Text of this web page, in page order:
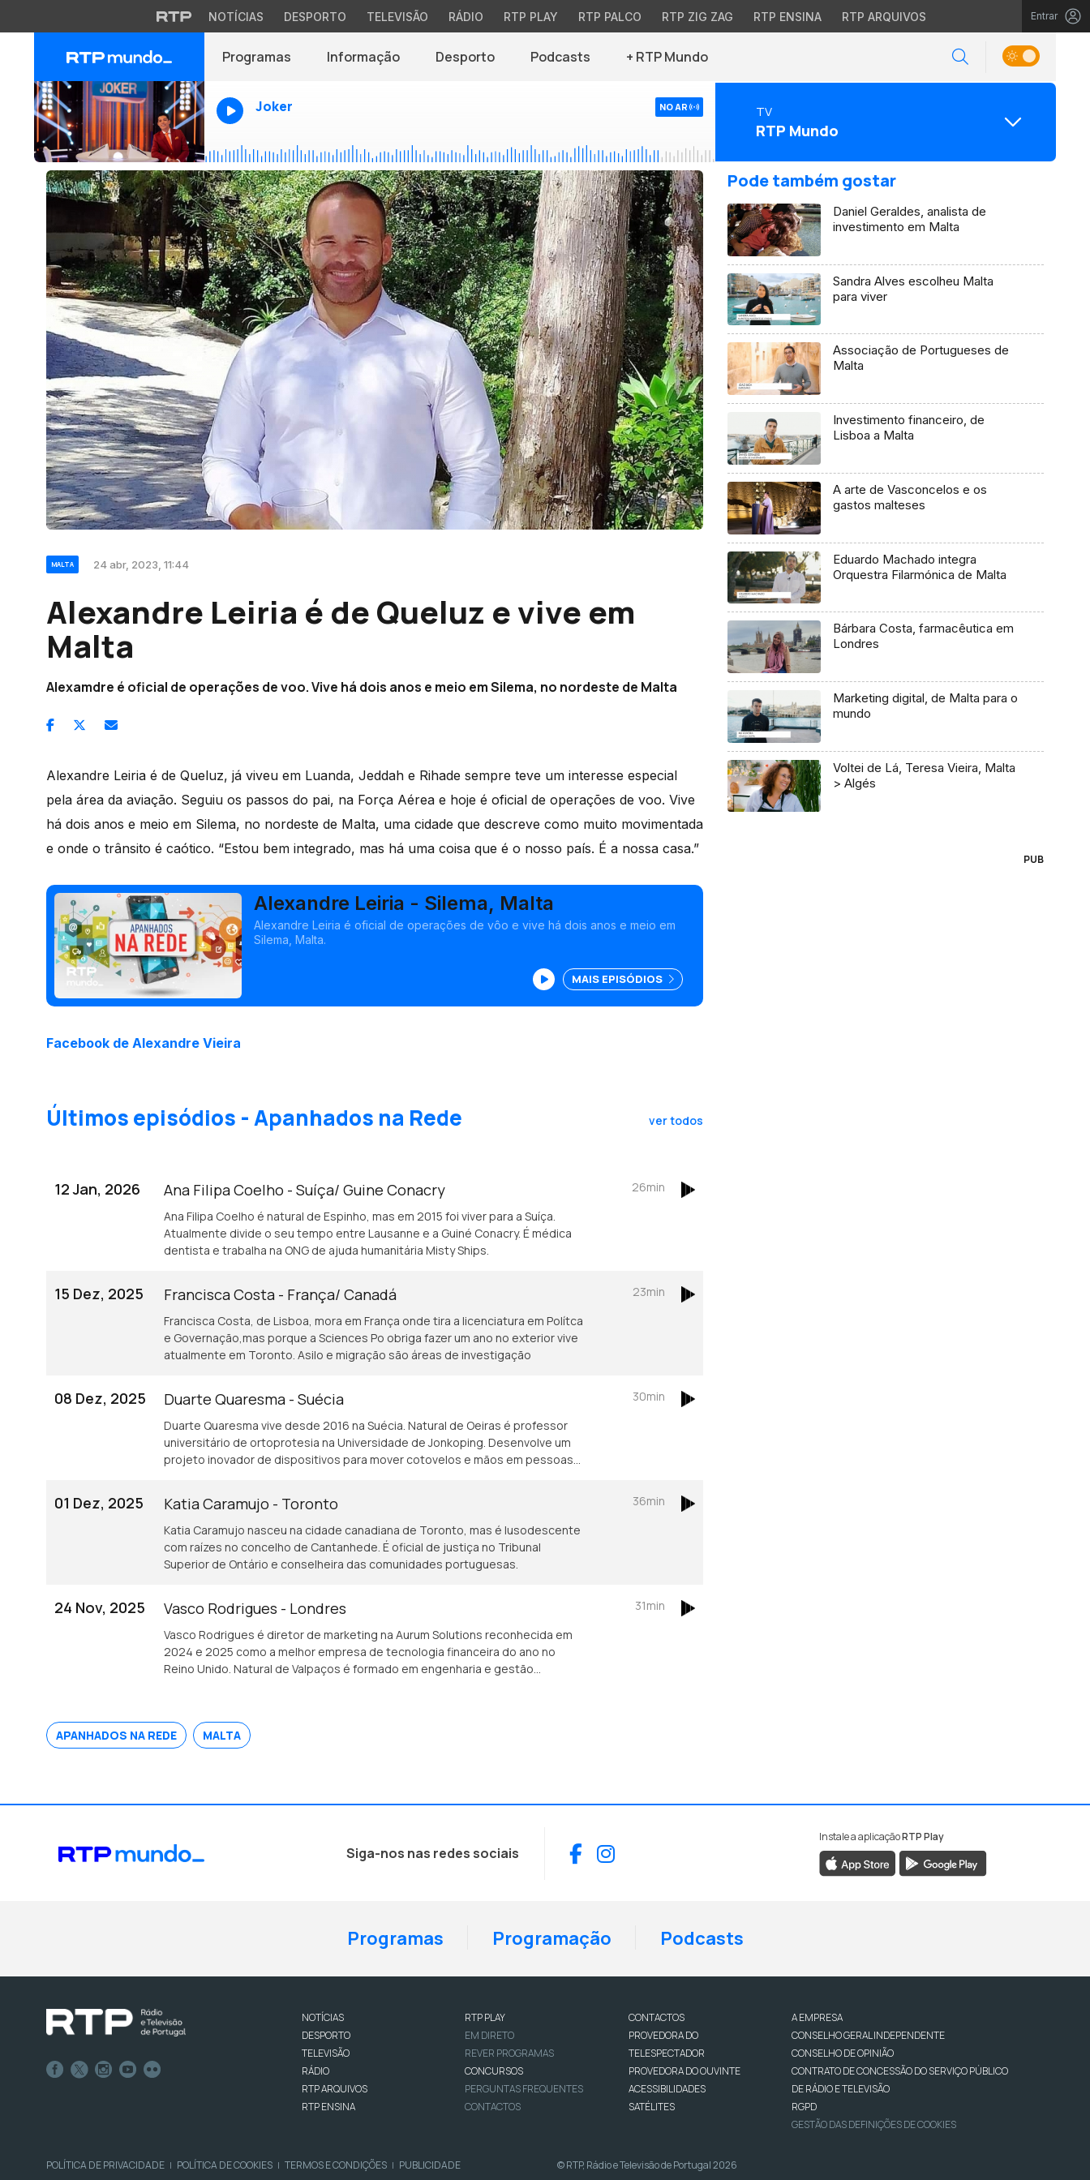
NOTÍCIAS DESPORTO TELEVISÃO RÁDIO RTP PLAY RTP PALCO RTP ZIG ZAG RTP ENSINA RTP ARQUIVOS Entrar
Programas Informação Desporto Podcasts + RTP Mundo
Joker NO AR TV
RTP Mundo
MALTA 24 abr, 2023, 11:44
Alexandre Leiria é de Queluz e vive em
Malta
Alexamdre é oficial de operações de voo. Vive há dois anos e meio em Silema, no nordeste de Malta
Alexandre Leiria é de Queluz, já viveu em Luanda, Jeddah e Rihade sempre teve um interesse especial
pela área da aviação. Seguiu os passos do pai, na Força Aérea e hoje é oficial de operações de voo. Vive
há dois anos e meio em Silema, no nordeste de Malta, uma cidade que descreve como muito movimentada
e onde o trânsito é caótico. “Estou bem integrado, mas há uma coisa que é o nosso país. É a nossa casa.”
Alexandre Leiria - Silema, Malta
Alexandre Leiria é oficial de operações de vôo e vive há dois anos e meio em
Silema, Malta.
MAIS EPISÓDIOS
Facebook de Alexandre Vieira
Últimos episódios - Apanhados na Rede ver todos
12 Jan, 2026 Ana Filipa Coelho - Suíça/ Guine Conacry
Ana Filipa Coelho é natural de Espinho, mas em 2015 foi viver para a Suíça.
Atualmente divide o seu tempo entre Lausanne e a Guiné Conacry. É médica
dentista e trabalha na ONG de ajuda humanitária Misty Ships.
26min
15 Dez, 2025 Francisca Costa - França/ Canadá
Francisca Costa, de Lisboa, mora em França onde tira a licenciatura em Polítca
e Governação,mas porque a Sciences Po obriga fazer um ano no exterior vive
atualmente em Toronto. Asilo e migração são áreas de investigação
23min
08 Dez, 2025 Duarte Quaresma - Suécia
Duarte Quaresma vive desde 2016 na Suécia. Natural de Oeiras é professor
universitário de ortoprotesia na Universidade de Jonkoping. Desenvolve um
projeto inovador de dispositivos para mover cotovelos e mãos em pessoas
30min
01 Dez, 2025 Katia Caramujo - Toronto
Katia Caramujo nasceu na cidade canadiana de Toronto, mas é lusodescente
com raízes no concelho de Cantanhede. É oficial de justiça no Tribunal
Superior de Ontário e conselheira das comunidades portuguesas.
36min
24 Nov, 2025 Vasco Rodrigues - Londres
Vasco Rodrigues é diretor de marketing na Aurum Solutions reconhecida em
2024 e 2025 como a melhor empresa de tecnologia financeira do ano no
Reino Unido. Natural de Valpaços é formado em engenharia e gestão
31min
APANHADOS NA REDE MALTA
Pode também gostar
Daniel Geraldes, analista de
investimento em Malta
Sandra Alves escolheu Malta
para viver
Associação de Portugueses de
Malta
Investimento financeiro, de
Lisboa a Malta
A arte de Vasconcelos e os
gastos malteses
Eduardo Machado integra
Orquestra Filarmónica de Malta
Bárbara Costa, farmacêutica em
Londres
Marketing digital, de Malta para o
mundo
Voltei de Lá, Teresa Vieira, Malta
> Algés
PUB
Siga-nos nas redes sociais Facebook
Instagram
Instale a aplicaçãoRTP Play
Programas Programação Podcasts
NOTÍCIAS
DESPORTO
TELEVISÃO
RÁDIO
RTP ARQUIVOS
RTP ENSINA
RTP PLAY
EM DIRETO
REVER PROGRAMAS
CONCURSOS
PERGUNTAS FREQUENTES
CONTACTOS
CONTACTOS
PROVEDORA DO
TELESPECTADOR
PROVEDORA DO OUVINTE
ACESSIBILIDADES
SATÉLITES
A EMPRESA
CONSELHO GERAL INDEPENDENTE
CONSELHO DE OPINIÃO
CONTRATO DE CONCESSÃO DO SERVIÇO PÚBLICO
DE RÁDIO E TELEVISÃO
RGPD
GESTÃO DAS DEFINIÇÕES DE COOKIES
POLÍTICA DE PRIVACIDADE | POLÍTICA DE COOKIES | TERMOS E CONDIÇÕES | PUBLICIDADE © RTP, Rádio e Televisão de Portugal 2026